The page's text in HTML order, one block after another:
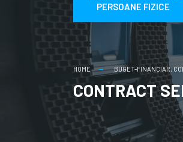
PERSOANE FIZICE
HOME BUGET-FINANCIAR,
CONTRACT